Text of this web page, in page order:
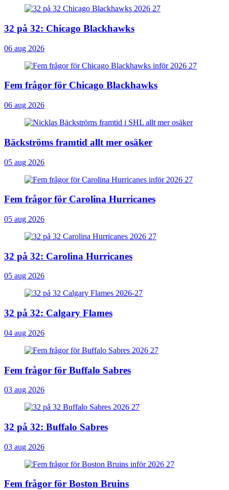
32 på 32: Chicago Blackhawks
06 aug 2026
Fem frågor för Chicago Blackhawks
06 aug 2026
Bäckströms framtid allt mer osäker
05 aug 2026
Fem frågor för Carolina Hurricanes
05 aug 2026
32 på 32: Carolina Hurricanes
05 aug 2026
32 på 32: Calgary Flames
04 aug 2026
Fem frågor för Buffalo Sabres
03 aug 2026
32 på 32: Buffalo Sabres
03 aug 2026
Fem frågor för Boston Bruins